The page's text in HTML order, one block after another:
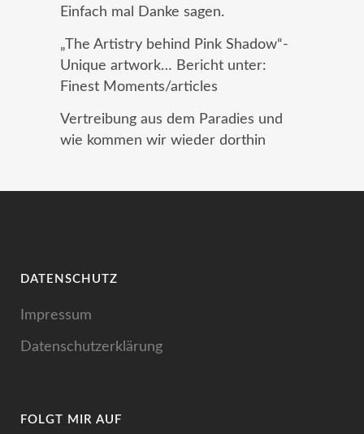
Einfach mal Danke sagen.
„The Artistry behind Pink Shadow“-
Unique artwork… Bericht unter:
Finest Moments/articles
Vertreibung aus dem Paradies und
wie kommen wir wieder dorthin
DATENSCHUTZ
Impressum
Datenschutzerklärung
FOLGT MIR AUF